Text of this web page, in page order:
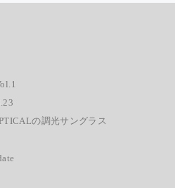
の調光サングラス